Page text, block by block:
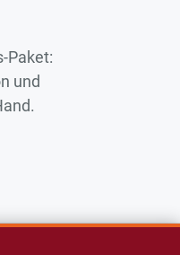
Paket:
und